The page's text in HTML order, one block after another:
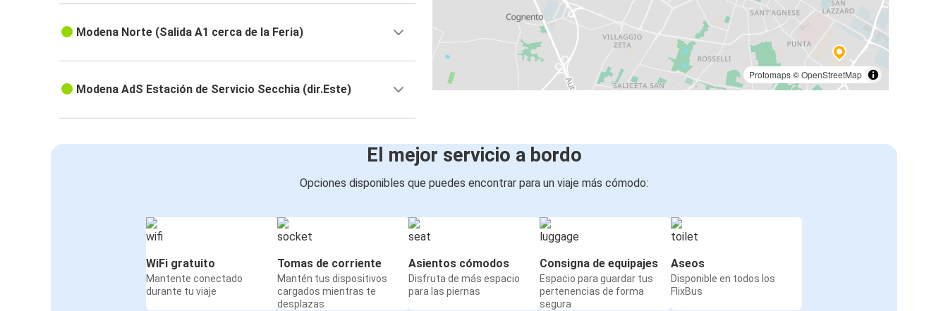
Protomaps©OpenStreetMap
Modena Norte (Salida A1 cerca de la Feria)
Modena AdS Estación de Servicio Secchia (dir.Este)
El mejor servicio a bordo
Opciones disponibles que puedes encontrar para un viaje más cómodo:
WiFi gratuito
Mantente conectado
durante tu viaje
Tomas de corriente
Mantén tus dispositivos
cargados mientras te
desplazas
Asientos cómodos
Disfruta de más espacio
para las piernas
Consigna de equipajes
Espacio para guardar tus
pertenencias de forma
segura
Aseos
Disponible en todos los
FlixBus